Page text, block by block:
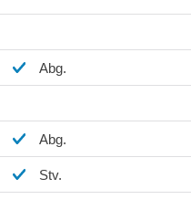
Abg.
Abg.
Stv.